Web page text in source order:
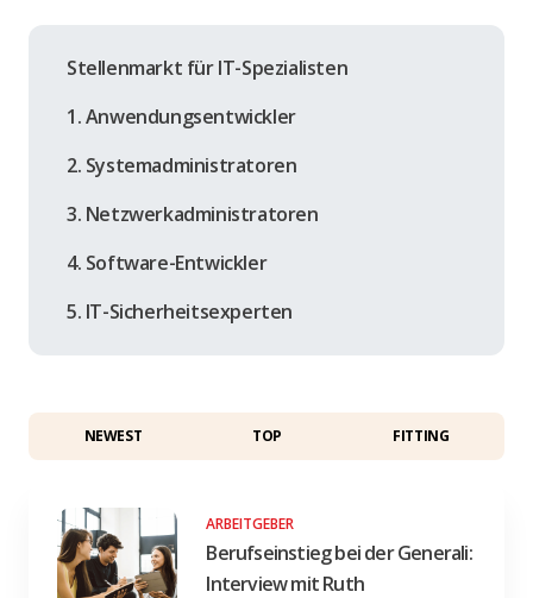
Stellenmarkt für IT-Spezialisten
1. Anwendungsentwickler
2. Systemadministratoren
3. Netzwerkadministratoren
4. Software-Entwickler
5. IT-Sicherheitsexperten
NEWEST TOP FITTING
ARBEITGEBER
Berufseinstieg bei der Generali:
Interview mit Ruth